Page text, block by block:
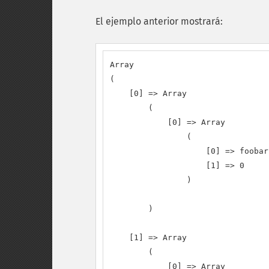
El ejemplo anterior mostrará:
Array
(
    [0] => Array
        (
            [0] => Array
                (
[0] =>
                    [1] => 0
                )
        )
    [1] => Array
        (
            [0] => Array